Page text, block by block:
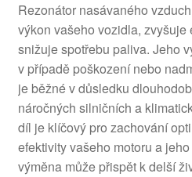
Rezonátor nasávaného
výkon vašeho vozidla, zvyšuje
snižuje spotřebu paliva. Jeho
v případě poškození nebo
je běžné v důsledku
náročných silničních a
díl je klíčový pro zachování
efektivity vašeho motoru a
výměna může přispět k delší